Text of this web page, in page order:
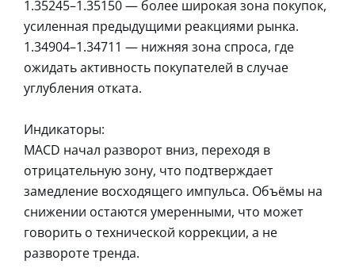
1.35245–1.35150 — более широкая зона покупок,
усиленная предыдущими реакциями рынка.
1.34904–1.34711 — нижняя зона спроса, где
ожидать активность покупателей в случае
углубления отката.
Индикаторы:
MACD начал разворот вниз, переходя в
отрицательную зону, что подтверждает
замедление восходящего импульса. Объёмы на
снижении остаются умеренными, что может
говорить о технической коррекции, а не
развороте тренда.